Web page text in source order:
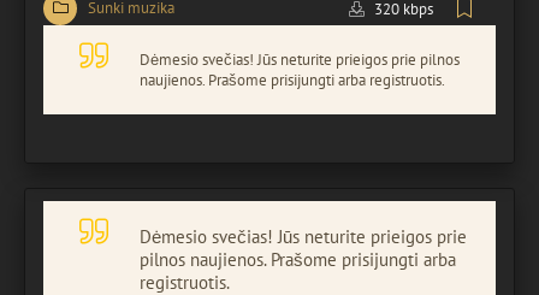
Sunki muzika 320 kbps
Dėmesio svečias! Jūs neturite prieigos prie pilnos
naujienos. Prašome prisijungti arba registruotis.
Dėmesio svečias! Jūs neturite prieigos prie
pilnos naujienos. Prašome prisijungti arba
registruotis.